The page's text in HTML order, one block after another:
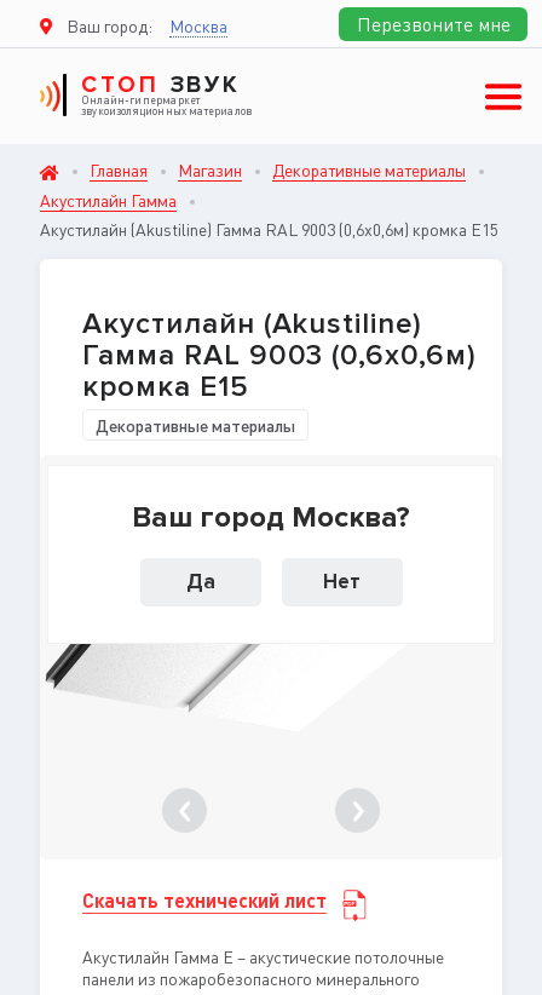
Ваш город: Москва
Ваш город Москва?
Да Нет
СТОП ЗВУК
Онлайн-гипермаркет
звукоизоляционных материалов
Перезвоните мне
Главная Магазин
Декоративные материалы
Акустилайн Гамма
Акустилайн (Akustiline) Гамма RAL 9003 (0,6x0,6м) кромка E15
Акустилайн (Akustiline)
Гамма RAL 9003 (0,6x0,6м)
кромка E15
Декоративные материалы
Скачать технический лист
Акустилайн Гамма E – акустические потолочные
панели из пожаробезопасного минерального